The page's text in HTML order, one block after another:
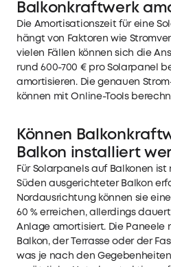
Balkonkraftwerk
Die Amortisationszeit für eine
hängt von Faktoren wie
vielen Fällen können sich die
rund 600-700 € pro Solarpanel
amortisieren. Die genauen
können mit Online-Tools
Können
Balkon installiert
Für Solarpanels auf Balkonen
Süden ausgerichteter Balkon
Nordausrichtung können sie
60 % erreichen, allerdings
Anlage amortisiert. Die Paneele
Balkon, der Terrasse oder der
was je nach den